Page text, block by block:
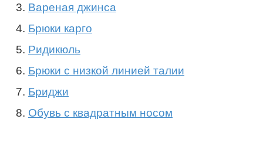
Вареная джинса
Брюки карго
Ридикюль
Брюки с низкой линией талии
Бриджи
Обувь с квадратным носом